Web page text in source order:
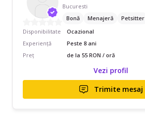
Bucuresti
Bonă
Menajeră
Petsitter
Disponibilitate
Ocazional
Experiență
Peste 8 ani
Preț
de la 55 RON / oră
Vezi profil
Trimite mesaj